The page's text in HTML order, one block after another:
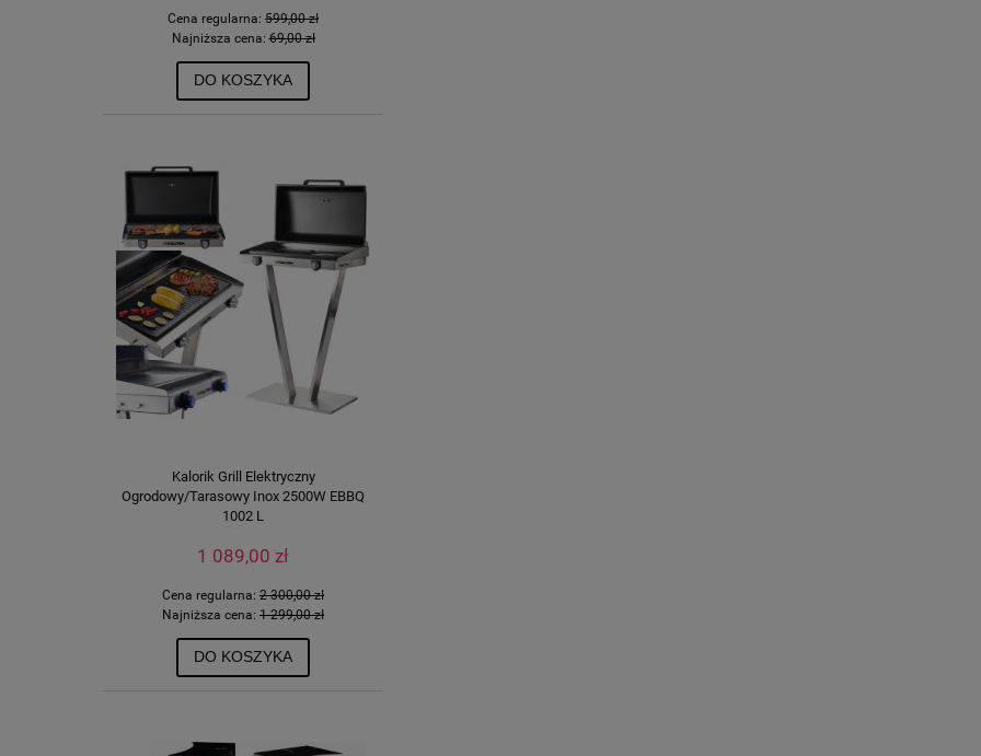
Cena regularna: 599,00 zł
Najniższa cena:69,00 zł
DO KOSZYKA
Kalorik Grill Elektryczny
Ogrodowy/Tarasowy Inox 2500W EBBQ
1002 L
1 089,00 zł
Cena regularna: 2 300,00 zł
Najniższa cena: 1 299,00 zł
DO KOSZYKA